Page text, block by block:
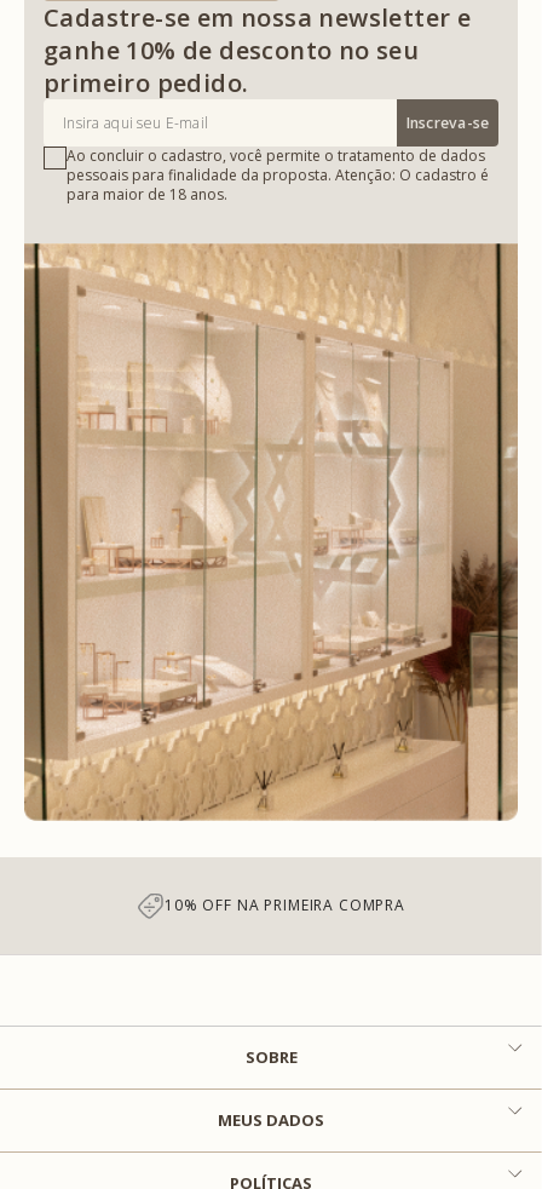
Cadastre-se em nossa newsletter e
ganhe 10% de desconto no seu
primeiro pedido.
Inscreva-se
Ao concluir o cadastro, você permite o tratamento de dados
pessoais para finalidade da proposta. Atenção: O cadastro é
para maior de 18 anos.
10% OFF NA PRIMEIRA COMPRA
SOBRE
MEUS DADOS
POLÍTICAS